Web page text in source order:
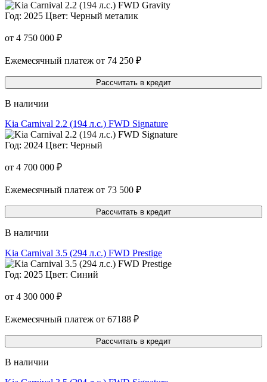
Год: 2025 Цвет: Черный металик
от 4 750 000 ₽
Ежемесячный платеж от 74 250 ₽
Рассчитать в кредит
В наличии
Kia Carnival 2.2 (194 л.с.) FWD Signature
Год: 2024 Цвет: Черный
от 4 700 000 ₽
Ежемесячный платеж от 73 500 ₽
Рассчитать в кредит
В наличии
Kia Carnival 3.5 (294 л.с.) FWD Prestige
Год: 2025 Цвет: Синий
от 4 300 000 ₽
Ежемесячный платеж от 67188 ₽
Рассчитать в кредит
В наличии